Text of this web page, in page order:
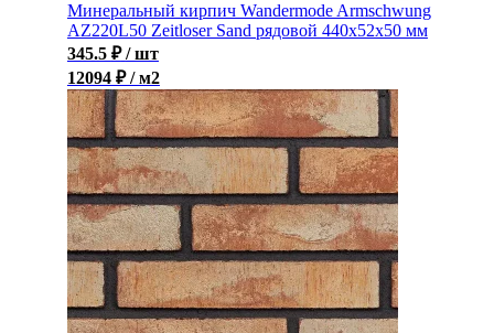
Минеральный кирпич Wandermode Armschwung
AZ220L50 Zeitloser Sand рядовой 440x52x50 мм
345.5 ₽ / шт
12094 ₽ / м2